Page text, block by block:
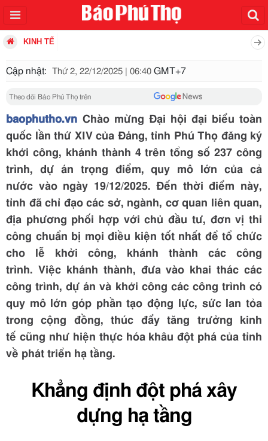
KINH TẾ
Cập nhật: Thứ 2, 22/12/2025 | 06:40 GMT+7
Theo dõi Báo Phú Thọ trên
baophutho.vn Chào mừng Đại hội đại biểu toàn
quốc lần thứ XIV của Đảng, tỉnh Phú Thọ đăng ký
khởi công, khánh thành 4 trên tổng số 237 công
trình, dự án trọng điểm, quy mô lớn của cả
nước vào ngày 19/12/2025. Đến thời điểm này,
tỉnh đã chỉ đạo các sở, ngành, cơ quan liên quan,
địa phương phối hợp với chủ đầu tư, đơn vị thi
công chuẩn bị mọi điều kiện tốt nhất để tổ chức
cho lễ khởi công, khánh thành các công
trình. Việc khánh thành, đưa vào khai thác các
công trình, dự án và khởi công các công trình có
quy mô lớn góp phần tạo động lực, sức lan tỏa
trong cộng đồng, thúc đẩy tăng trưởng kinh
tế cũng như hiện thực hóa khâu đột phá của tỉnh
về phát triển hạ tầng.
Khẳng định đột phá xây
dựng hạ tầng